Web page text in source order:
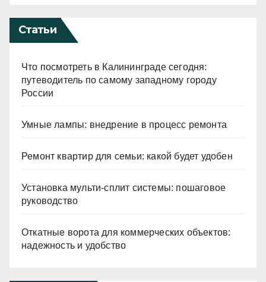
Статьи
Что посмотреть в Калининграде сегодня:
путеводитель по самому западному городу
России
Умные лампы: внедрение в процесс ремонта
Ремонт квартир для семьи: какой будет удобен
Установка мульти-сплит системы: пошаговое
руководство
Откатные ворота для коммерческих объектов:
надежность и удобство